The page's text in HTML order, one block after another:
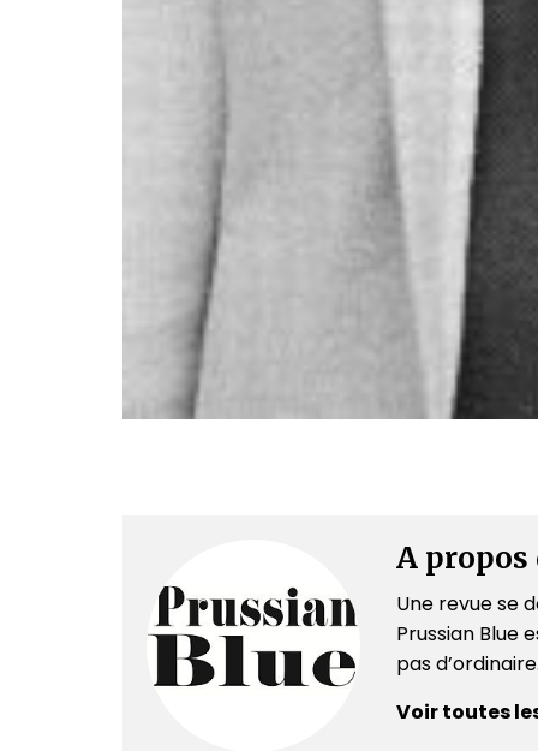
A
Une revue se
Prussian Blue
pas
Voir toutes